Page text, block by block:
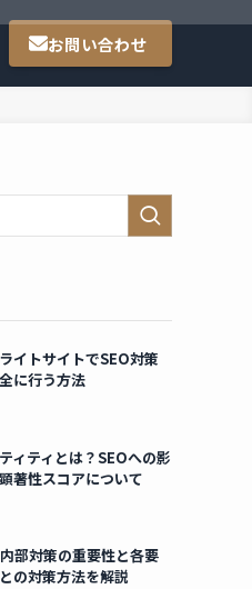
お問い合わせ
イトサイトでSEO対策
に行う方法
ィティとは？SEOへの影
著性スコアについて
部対策の重要性と各要
の対策方法を解説